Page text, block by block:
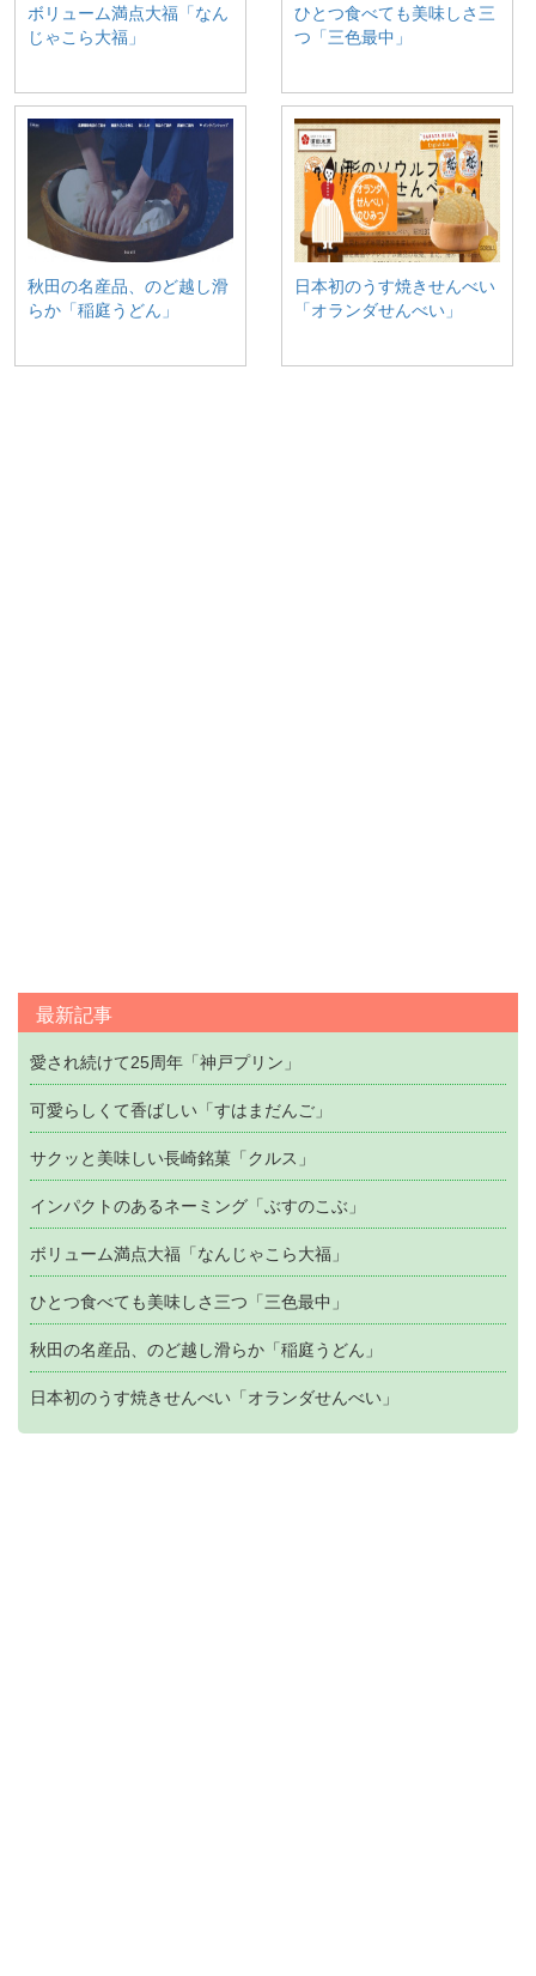
ボリューム満点大福「なん
じゃこら大福」
ひとつ食べても美味しさ三
つ「三色最中」
秋田の名産品、のど越し滑
らか「稲庭うどん」
日本初のうす焼きせんべい
「オランダせんべい」
最新記事
愛され続けて25周年「神戸プリン」
可愛らしくて香ばしい「すはまだんご」
サクッと美味しい長崎銘菓「クルス」
インパクトのあるネーミング「ぶすのこぶ」
ボリューム満点大福「なんじゃこら大福」
ひとつ食べても美味しさ三つ「三色最中」
秋田の名産品、のど越し滑らか「稲庭うどん」
日本初のうす焼きせんべい「オランダせんべい」